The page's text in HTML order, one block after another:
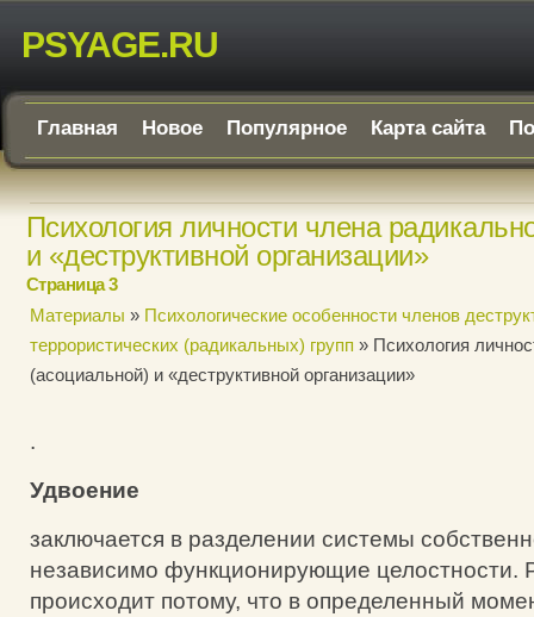
PSYAGE.RU
Главная Новое Популярное Карта сайта
Психология личности члена
и «деструктивной организации»
Страница 3
Материалы » Психологические особенности членов
террористических (радикальных) групп » Психология
(асоциальной) и «деструктивной организации»
.
Удвоение
заключается в разделении системы
независимо функционирующие целостности.
происходит потому, что в определенный